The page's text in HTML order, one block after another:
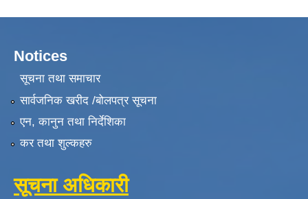
Notices
सूचना तथा समाचार
सार्वजनिक खरीद /बोलपत्र सूचना
एन, कानुन तथा निर्देशिका
कर तथा शुल्कहरु
सूचना अधिकारी